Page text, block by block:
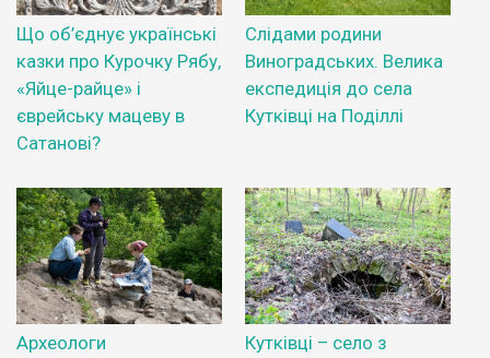
Що об’єднує українські
казки про Курочку Рябу,
«Яйце-райце» і
єврейську мацеву в
Сатанові?
Слідами родини
Виноградських. Велика
експедиція до села
Кутківці на Поділлі
Археологи
Кутківці – село з